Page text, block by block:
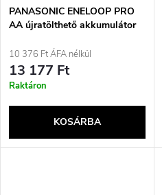
PANASONIC ENELOOP PRO
AA újratölthető akkumulátor
3HCDE/4CP)
10 376 Ft ÁFA nélkül
13 177 Ft
Raktáron
KOSÁRBA